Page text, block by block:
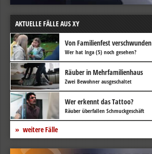
AKTUELLE FÄLLE AUS XY
Von Familienfest verschwunden
Wer hat Inga (5) noch gesehen?
Räuber in Mehrfamilienhaus
Zwei Bewohner ausgeschaltet
Wer erkennt das Tattoo?
Räuber überfallen Schmuckgeschäft
weitere Fälle